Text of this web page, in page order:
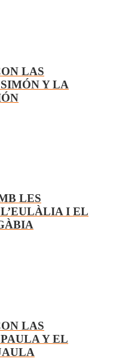
LAS
Y LA
LES
I EL
LAS
Y EL